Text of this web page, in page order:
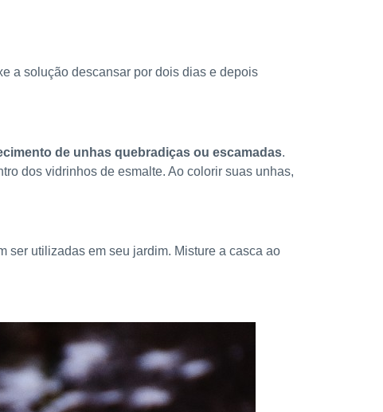
a solução descansar por dois dias e depois
de unhas quebradiças ou escamadas.
dos vidrinhos de esmalte. Ao colorir suas unhas,
ser utilizadas em seu jardim. Misture a casca ao